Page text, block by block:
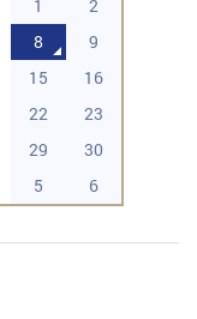
1
2
8
9
15
16
22
23
29
30
5 6